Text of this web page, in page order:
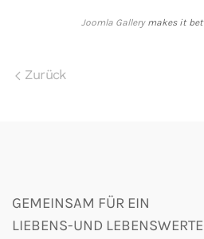
Joomla Gallerymakes it
Zurück
GEMEINSAM FÜR EIN
LIEBENS-UND